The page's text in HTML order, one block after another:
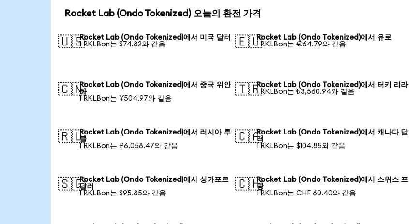
Rocket Lab (Ondo Tokenized) 오늘의 환전 가격
🇺🇸Rocket Lab (Ondo Tokenized)에서 미국 달러
1 RKLBon는 $74.82와 같음
🇪🇺Rocket Lab (Ondo Tokenized)에서 유로
1 RKLBon는 €64.79와 같음
🇨🇳Rocket Lab (Ondo Tokenized)에서 중국 위안
화
1 RKLBon는 ¥504.97와 같음
🇹🇷Rocket Lab (Ondo Tokenized)에서 터키 리라
1 RKLBon는 ₺3,560.94와 같음
🇷🇺Rocket Lab (Ondo Tokenized)에서 러시아 루
블
1 RKLBon는 ₽6,058.47와 같음
🇨🇦Rocket Lab (Ondo Tokenized)에서 캐나다 달
러
1 RKLBon는 $104.85와 같음
🇸🇬Rocket Lab (Ondo Tokenized)에서 싱가포르
달러
1 RKLBon는 $95.85와 같음
🇨🇭Rocket Lab (Ondo Tokenized)에서 스위스 프
랑
1 RKLBon는 CHF 60.40와 같음